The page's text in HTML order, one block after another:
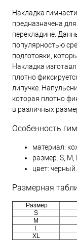
Накладка
предназначена
перекладине.
популярностью
подготовки,
Накладка
плотно
липучке.
которая плотно
в различных
Особенность
материал:
размер: S, M,
цвет: черный.
Размерная
Размер
S
M
L
XL